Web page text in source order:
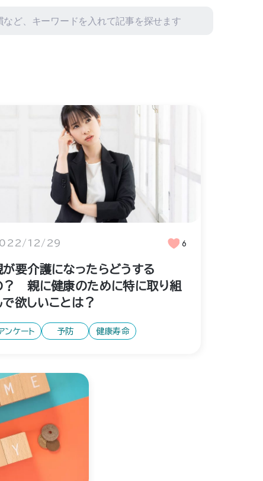
12/29 6
が要介護になったらどうする
？ 親に健康のために特に取り組
で欲しいことは？
ンケート 予防 健康寿命